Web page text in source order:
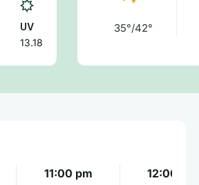
UV
13.18
35°/42°
11:00 pm
12:00 am